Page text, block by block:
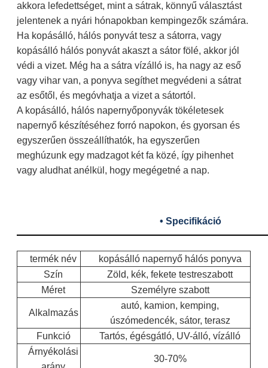
akkora lefedettséget, mint a sátrak, könnyű választást
jelentenek a nyári hónapokban kempingezők számára.
Ha kopásálló, hálós ponyvát tesz a sátorra, vagy
kopásálló hálós ponyvát akaszt a sátor fölé, akkor jól
védi a vizet. Még ha a sátra vízálló is, ha nagy az eső
vagy vihar van, a ponyva segíthet megvédeni a sátrat
az esőtől, és megóvhatja a vizet a sátortól.
A kopásálló, hálós napernyőponyvák tökéletesek
napernyő készítéséhez forró napokon, és gyorsan és
egyszerűen összeállíthatók, ha egyszerűen
meghúzunk egy madzagot két fa közé, így pihenhet
vagy aludhat anélkül, hogy megégetné a nap.
• Specifikáció
termék név
kopásálló napernyő hálós ponyva
Szín
Zöld, kék, fekete testreszabott
Méret
Személyre szabott
Alkalmazás
autó, kamion, kemping,
úszómedencék, sátor, terasz
Funkció
Tartós, égésgátló, UV-álló, vízálló
Árnyékolási
30-70%